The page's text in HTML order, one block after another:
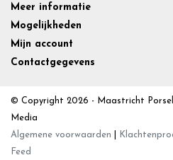
Meer informatie
Mogelijkheden
Mijn account
Contactgegevens
© Copyright 2026 - Maastricht
Media
Algemene voorwaarden
Feed